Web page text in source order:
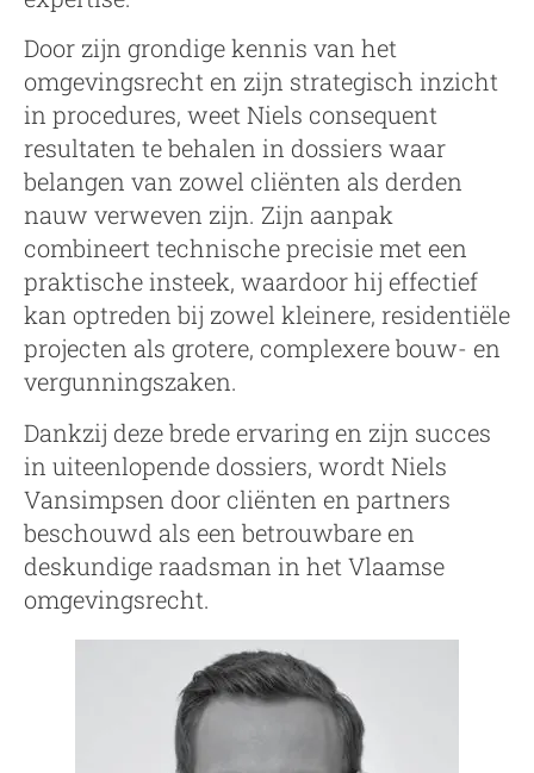
Door zijn grondige kennis van het
omgevingsrecht en zijn strategisch inzicht
in procedures, weet Niels consequent
resultaten te behalen in dossiers waar
belangen van zowel cliënten als derden
nauw verweven zijn. Zijn aanpak
combineert technische precisie met een
praktische insteek, waardoor hij effectief
kan optreden bij zowel kleinere, residentiële
projecten als grotere, complexere bouw- en
vergunningszaken.
Dankzij deze brede ervaring en zijn succes
in uiteenlopende dossiers, wordt Niels
Vansimpsen door cliënten en partners
beschouwd als een betrouwbare en
deskundige raadsman in het Vlaamse
omgevingsrecht.